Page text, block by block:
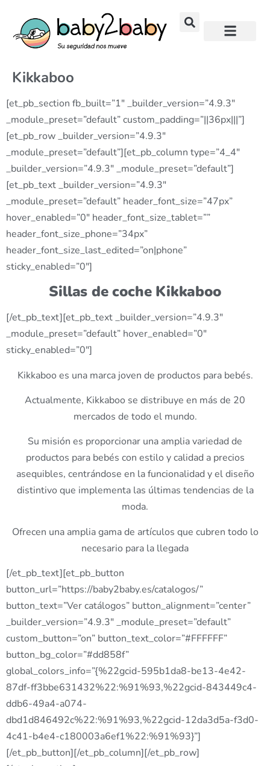
Kikkaboo
[et_pb_section fb_built=”1″ _builder_version=”4.9.3″
_module_preset=”default” custom_padding=”||36px|||”]
[et_pb_row _builder_version=”4.9.3″
_module_preset=”default”][et_pb_column type=”4_4″
_builder_version=”4.9.3″ _module_preset=”default”]
[et_pb_text _builder_version=”4.9.3″
_module_preset=”default” header_font_size=”47px”
hover_enabled=”0″ header_font_size_tablet=””
header_font_size_phone=”34px”
header_font_size_last_edited=”on|phone”
sticky_enabled=”0″]
Sillas de coche Kikkaboo
[/et_pb_text][et_pb_text _builder_version=”4.9.3″
_module_preset=”default” hover_enabled=”0″
sticky_enabled=”0″]
Kikkaboo es una marca joven de productos para bebés.
Actualmente, Kikkaboo se distribuye en más de 20
mercados de todo el mundo.
Su misión es proporcionar una amplia variedad de
productos para bebés con estilo y calidad a precios
asequibles, centrándose en la funcionalidad y el diseño
distintivo que implementa las últimas tendencias de la
moda.
Ofrecen una amplia gama de artículos que cubren todo lo
necesario para la llegada
[/et_pb_text][et_pb_button
button_url=”https://baby2baby.es/catalogos/”
button_text=”Ver catálogos” button_alignment=”center”
_builder_version=”4.9.3″ _module_preset=”default”
custom_button=”on” button_text_color=”#FFFFFF”
button_bg_color=”#dd858f”
global_colors_info=”{%22gcid-595b1da8-be13-4e42-
87df-ff3bbe631432%22:%91%93,%22gcid-843449c4-
ddb6-49a4-a074-
dbd1d846492c%22:%91%93,%22gcid-12da3d5a-f3d0-
4c41-b4e4-c180003a6ef1%22:%91%93}”]
[/et_pb_button][/et_pb_column][/et_pb_row]